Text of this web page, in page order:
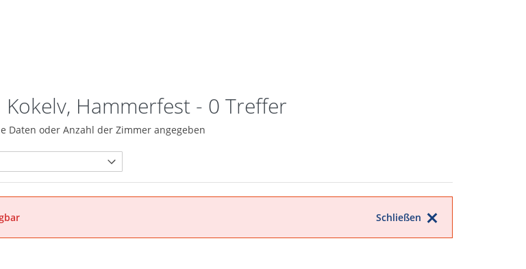
Hammerfest - 0 Treffer
Daten oder Anzahl der Zimmer angegeben
Schließen